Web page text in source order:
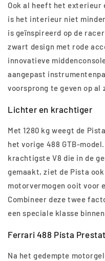
Ook al heeft het exterieur
is het interieur niet
is geïnspireerd op de
zwart design met rode
innovatieve
aangepast
voorsprong te geven op al
Lichter en krachtiger
Met 1280 kg weegt de
het vorige 488 GTB-
krachtigste V8 die in de
gemaakt, ziet de Pista
motorvermogen ooit voor
Combineer deze twee
een speciale klasse
Ferrari 488 Pista
Na het gedempte